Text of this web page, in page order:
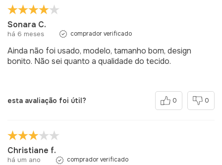
Sonara C.
há 6 meses comprador verificado
Ainda não foi usado, modelo, tamanho bom, design
bonito. Não sei quanto a qualidade do tecido.
esta avaliação foi útil? 0 0
Christiane f.
há um ano comprador verificado